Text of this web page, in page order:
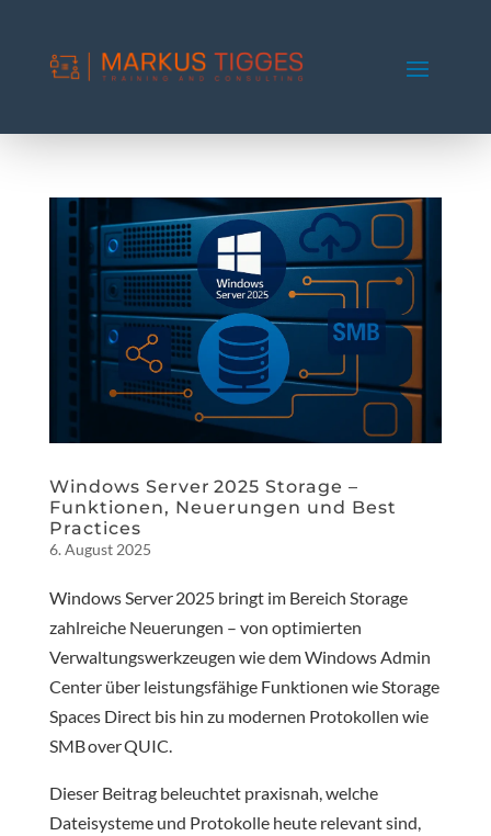
Windows Server 2025 Storage –
Funktionen, Neuerungen und Best
Practices
6. August 2025
Windows Server 2025 bringt im Bereich Storage
zahlreiche Neuerungen – von optimierten
Verwaltungswerkzeugen wie dem Windows Admin
Center über leistungsfähige Funktionen wie Storage
Spaces Direct bis hin zu modernen Protokollen wie
SMB over QUIC.
Dieser Beitrag beleuchtet praxisnah, welche
Dateisysteme und Protokolle heute relevant sind,